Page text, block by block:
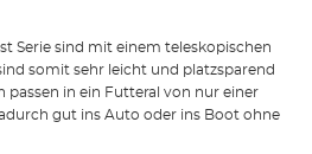
Serie sind mit einem teleskopischen
somit sehr leicht und platzsparend
passen in ein Futteral von nur einer
gut ins Auto oder ins Boot ohne